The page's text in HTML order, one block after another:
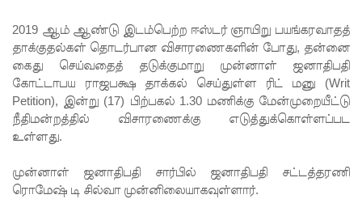
கைது!
நாடு
தழுவிய
சோதனை
களில்
தரமற்ற
தலைக்கவ
2019 ஆம் ஆண்டு இடம்பெற்ற ஈஸ்டர் ஞாயிறு பயங்கரவாதத்
தாக்குதல்கள் தொடர்பான விசாரணைகளின் போது, தன்னை
கைது செய்வதைத் தடுக்குமாறு முன்னாள் ஜனாதிபதி
கோட்டாபய ராஜபக்ஷ தாக்கல் செய்துள்ள ரிட் மனு (Writ
Petition), இன்று (17) பிற்பகல் 1.30 மணிக்கு மேன்முறையீட்டு
நீதிமன்றத்தில் விசாரணைக்கு எடுத்துக்கொள்ளப்பட
உள்ளது.
முன்னாள் ஜனாதிபதி சார்பில் ஜனாதிபதி சட்டத்தரணி
ரொமேஷ் டி சில்வா முன்னிலையாகவுள்ளார்.